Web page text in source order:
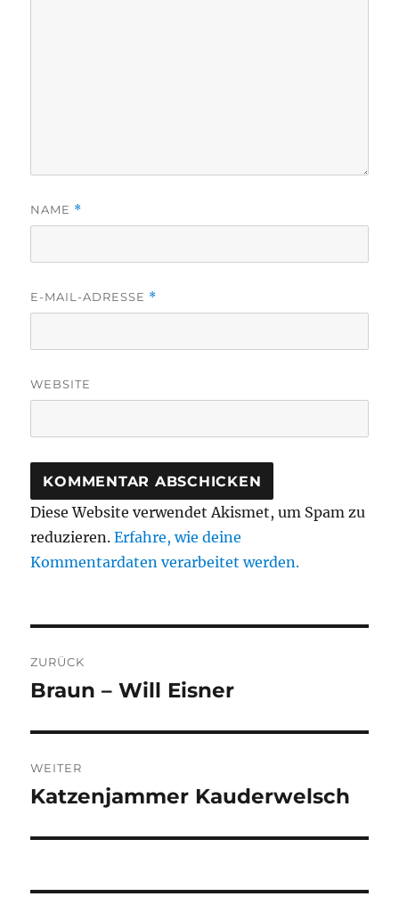
NAME *
E-MAIL-ADRESSE *
WEBSITE
Diese Website verwendet Akismet, um Spam zu
reduzieren.Erfahre, wie deine
Kommentardaten verarbeitet werden.
ZURÜCK
Vorheriger
Braun – Will Eisner
WEITER
Nächster
Katzenjammer Kauderwelsch